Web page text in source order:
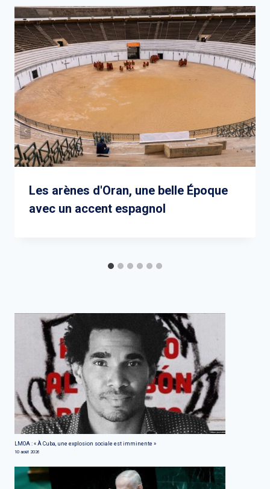
Les arènes d'Oran, une belle Époque
avec un accent espagnol
LMOA : « À Cuba, une explosion sociale est imminente »
10 août 2026